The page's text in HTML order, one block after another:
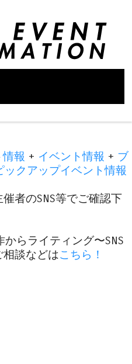
報 + イベント情報 + ブ
ックアップイベント情報
者のSNS等でご確認下
らライティング〜SNS
談などはこちら！